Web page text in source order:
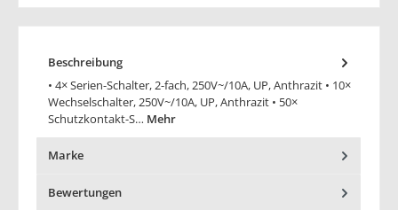
Beschreibung
• 4× Serien-Schalter, 2-fach, 250V~/10A, UP, Anthrazit • 10×
Wechselschalter, 250V~/10A, UP, Anthrazit • 50×
Schutzkontakt-S… Mehr
Marke
Bewertungen